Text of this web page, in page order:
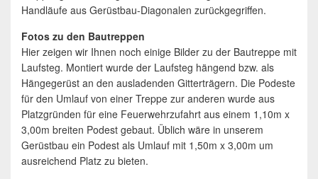
Handläufe aus Gerüstbau-Diagonalen zurückgegriffen.
Fotos zu den Bautreppen
Hier zeigen wir Ihnen noch einige Bilder zu der Bautreppe mit
Laufsteg. Montiert wurde der Laufsteg hängend bzw. als
Hängegerüst an den ausladenden Gitterträgern. Die Podeste
für den Umlauf von einer Treppe zur anderen wurde aus
Platzgründen für eine Feuerwehrzufahrt aus einem 1,10m x
3,00m breiten Podest gebaut. Üblich wäre in unserem
Gerüstbau ein Podest als Umlauf mit 1,50m x 3,00m um
ausreichend Platz zu bieten.